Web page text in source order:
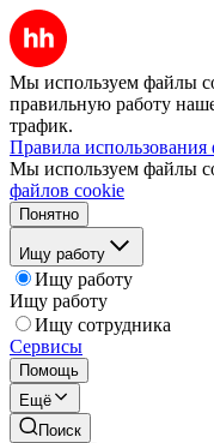
Мы используем файлы
правильную работу
трафик.
Правила
Мы используем файлы
файлов cookie
Понятно
Ищу работу
Ищу работу
Ищу работу
Ищу сотрудника
Сервисы
Помощь
Ещё
Поиск